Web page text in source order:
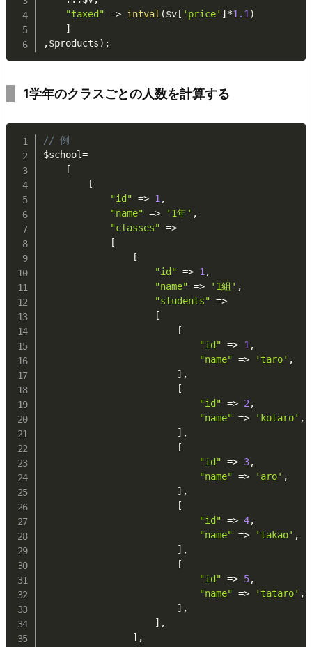
"taxed" => intval ($v[ 'price' ]*1.1 )
]
,$products) ;
1学年のクラスごとの人数を計算する
// 例
$school=
[
[
"id" => 1 ,
"name" => '1年' ,
"classes" =>
[
[
"id" => 1 ,
"name" => '1組' ,
"students" =>
[
[
"id" => 1 ,
"name" => 'taro' ,
] ,
[
"id" => 2 ,
"name" => 'kotaro' ,
] ,
[
"id" => 3,
"name" => 'aro' ,
] ,
[
"id" => 4,
"name" => 'takao' ,
] ,
[
"id" => 5,
"name" => 'tataro' ,
] ,
] ,
] ,